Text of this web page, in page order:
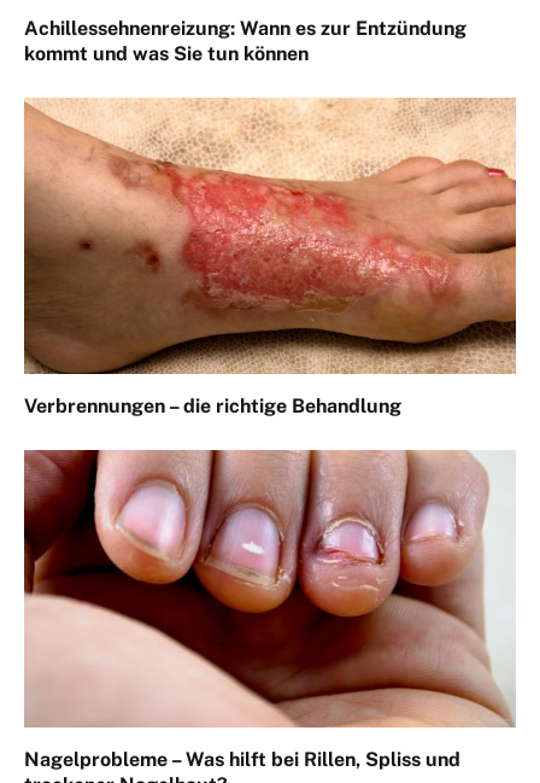
Achillessehnenreizung: Wann es zur Entzündung
kommt und was Sie tun können
Verbrennungen – die richtige Behandlung
Nagelprobleme – Was hilft bei Rillen, Spliss und